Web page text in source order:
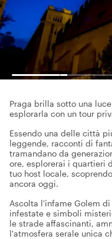
Praga brilla sotto una
esplorarla con un tour
Essendo una delle città
leggende, racconti di
tramandano da
ore, esplorerai i quartieri
tuo host locale,
ancora oggi.
Ascolta l'infame Golem
infestate e simboli
le strade affascinanti,
l'atmosfera serale unica